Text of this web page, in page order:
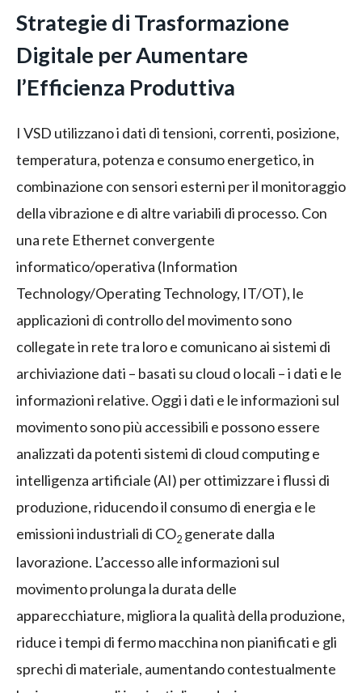
Strategie di Trasformazione
Digitale per Aumentare
l’Efficienza Produttiva
I VSD utilizzano i dati di tensioni, correnti, posizione,
temperatura, potenza e consumo energetico, in
combinazione con sensori esterni per il monitoraggio
della vibrazione e di altre variabili di processo. Con
una rete Ethernet convergente
informatico/operativa (Information
Technology/Operating Technology, IT/OT), le
applicazioni di controllo del movimento sono
collegate in rete tra loro e comunicano ai sistemi di
archiviazione dati – basati su cloud o locali – i dati e le
informazioni relative. Oggi i dati e le informazioni sul
movimento sono più accessibili e possono essere
analizzati da potenti sistemi di cloud computing e
intelligenza artificiale (AI) per ottimizzare i flussi di
produzione, riducendo il consumo di energia e le
emissioni industriali di CO2 generate dalla
lavorazione. L’accesso alle informazioni sul
movimento prolunga la durata delle
apparecchiature, migliora la qualità della produzione,
riduce i tempi di fermo macchina non pianificati e gli
sprechi di materiale, aumentando contestualmente